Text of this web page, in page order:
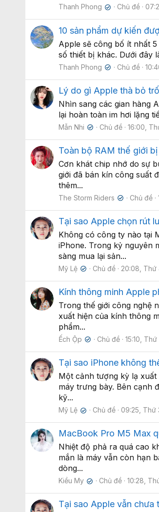
Thanh Phong ✔ Chủ đề
10 sản phẩm dự kiến
Apple sẽ công bố ít nhất
số thiết bị khác. Dưới đây
Thanh Phong ✔ Chủ đề
Lý do gì Apple thà bỏ
Nhìn sang các gian hàng
lại hoàn toàn im hơi lặng
Mẫn Nhi ✔ Chủ đề 16:00,
Toàn bộ RAM thế giới
Cơn khát chip nhớ do sự
giới đã bán kín công suất
thêm...
The Storm Riders ✔ Chủ đề
Tại sao Apple chọn rút
Không có công ty nào tại
iPhone. Trong kỷ nguyên
sàng mua lại sản...
Mỹ Lệ ✔ Chủ đề 20:08, Thứ
Kính thông minh Apple
Trong thế giới công nghệ
xuất hiện của kính thông
phẩm...
Ếch Ộp ✔ Chủ đề 15:10,
Tại sao iPhone không
Một cảnh tượng kỳ lạ
máy trưng bày. Bên cạnh
kỹ...
Mỹ Lệ ✔ Chủ đề 09:25, Thứ
MacBook Pro M5 Max
Nhiệt độ phả ra quá cao
mắn là máy vẫn còn hạn
dòng...
Kiều My ✔ Chủ đề 10:28,
Tại sao Apple vẫn chưa